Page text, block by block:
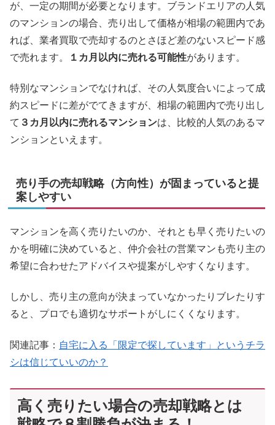
が、一定の期間が必要となります。ブランドエリアの人気
のマンションの場合、売り出して価格が相場の範囲内であ
れば、業者買取で売却するのとさほど差のないスピード感
で売れます。
１カ月以内に売れる可能性があります。
特別なマンションでなければ、その人気度合いによって成
約スピードに差がでてきますが、相場の範囲内で売り出し
て ３カ月以内に売れるマンションは、比較的人気のあるマ
ンションといえます。
売り手の売却戦略（方向性）が固まっていると提
案しやすい
マンションを高く売りたいのか、それとも早く売りたいの
かを明確に決めていると、仲介会社の営業マンも売り主の
希望に合わせたアドバイスや提案がしやすくなります。
しかし、売り主の意向が決まっていなかったりブレたりす
ると、プロでも適切なサポートがしにくくなります。
関連記事： 自宅に入る「限定で探しています」というチラ
シは信じていいのか？
高く売りたい場合の売却戦略とは